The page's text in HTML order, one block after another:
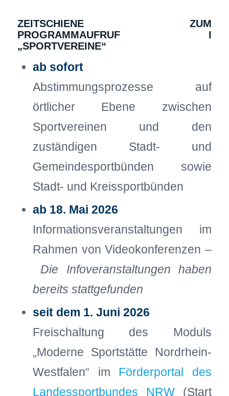
ZEITSCHIENE ZUM
PROGRAMMAUFRUF I
„SPORTVEREINE“
ab sofort
Abstimmungsprozesse auf
örtlicher Ebene zwischen
Sportvereinen und den
zuständigen Stadt- und
Gemeindesportbünden sowie
Stadt- und Kreissportbünden
ab 18. Mai 2026
Informationsveranstaltungen im
Rahmen von Videokonferenzen –
Die Infoveranstaltungen haben
bereits stattgefunden
seit dem 1. Juni 2026
Freischaltung des Moduls
„Moderne Sportstätte Nordrhein-
Westfalen“ im Förderportal des
Landessportbundes NRW (Start